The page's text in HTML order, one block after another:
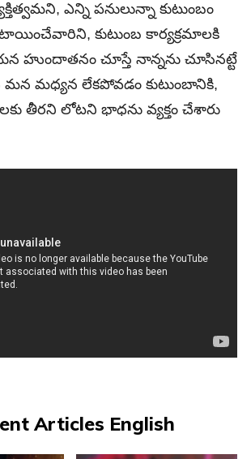
ఎన్ని పనులున్నా కుటుంబం
కుటుంబ కార్యక్రమాలకి
హుందాతనం చూస్తే నాన్నను చూసినట్టే
మధ్యన లేకపోవడం కుటుంబానికి,
తీరని లోటని భాధను వ్యక్తం చేశారు
Articles English